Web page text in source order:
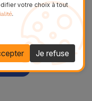
votre choix à tout
.
Je refuse